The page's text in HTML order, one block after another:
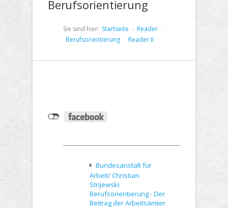
Berufsorientierung
Sie sind hier: Startseite
Reader
Berufsorientierung
Reader II
Bundesanstalt für
Arbeit/ Christian
Strijewski:
Berufsorientierung - Der
Beitrag der Arbeitsämter.